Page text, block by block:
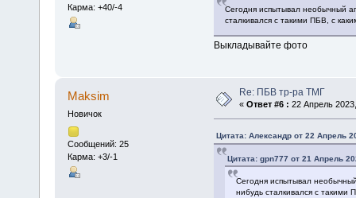
Карма: +40/-4
Сегодня испытывал необычный
сталкивался с такими ПБВ, с
Выкладывайте фото
Maksim
Новичок
Сообщений: 25
Карма: +3/-1
Re: ПБВ тр-ра ТМГ
« Ответ #6 : 22 Апрель
Цитата: Алексaндр от 22 Апрель
Цитата: gpn777 от 21 Апрель
Сегодня испытывал
нибудь сталкивался с